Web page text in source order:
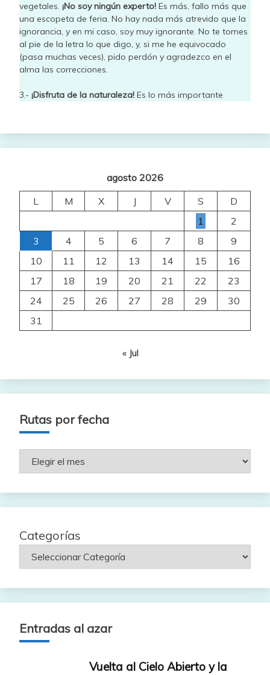
vegetales. ¡No soy ningún experto! Es más, fallo más que
una escopeta de feria. No hay nada más atrevido que la
ignorancia, y en mi caso, soy muy ignorante. No te tomes
al pie de la letra lo que digo, y, si me he equivocado
(pasa muchas veces), pido perdón y agradezco en el
alma las correcciones.
3.- ¡Disfruta de la naturaleza! Es lo más importante
agosto 2026
L
M X J V S
D
1
2
3
4 5 6 7 8
9
10
11 12 13 14 15
16
17
18 19 20 21 22
23
24
25 26 27 28 29
30
31
« Jul
Rutas por fecha
Rutas
por
Categorías
Entradas al azar
Vuelta al Cielo Abierto y la